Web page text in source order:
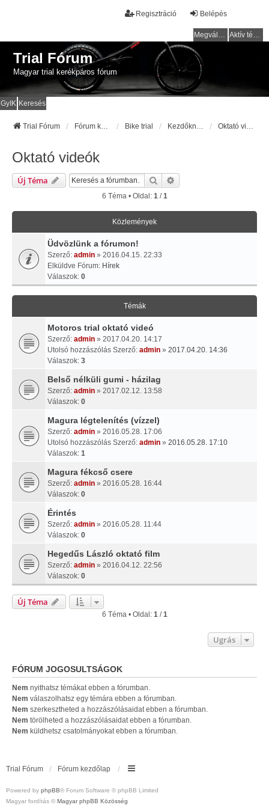
Belépés
Regisztráció
Megválaszolatlan témák Aktív témák
Trial Fórum
Magyar trial kerékpáros fórum
GyIK Keresés
Trial Fórum Bike trial
Oktató videók
Új Téma Keresés
6 Téma • Oldal: 1 /1
Közlemények
Üdvözlünk a fórumon!
Szerző: admin » 2016.04.15. 22:33
Elküldve Fórum: Hírek
Válaszok: 0
Témák
Motoros trial oktató videó
Szerző: admin » 2017.04.20. 14:17
Utolsó hozzászólás Szerző: admin » 2017.04.20. 14:36
Válaszok: 3
Belső nélküli gumi - házilag
Szerző: admin » 2017.02.12. 13:58
Válaszok: 0
Magura légtelenítés (vízzel)
Szerző: admin » 2016.05.28. 17:06
Utolsó hozzászólás Szerző: admin » 2016.05.28. 17:10
Válaszok: 1
Magura fékcső csere
Szerző: admin » 2016.05.28. 16:44
Válaszok: 0
Érintés
Szerző: admin » 2016.05.28. 11:44
Válaszok: 0
Hegedűs László oktató film
Szerző: admin » 2016.04.12. 22:56
Válaszok: 0
Új Téma
6 Téma • Oldal: 1 /1
Ugrás
FÓRUM JOGOSULTSÁGOK
Nem nyithatsz témákat ebben a fórumban.
Nem válaszolhatsz egy témára ebben a fórumban.
Nem szerkesztheted a hozzászólásaidat ebben a fórumban.
Nem törölheted a hozzászólásaidat ebben a fórumban.
Nem küldhetsz csatolmányokat ebben a fórumban.
Trial Fórum Fórum kezdőlap
Powered by phpBB® Forum Software © phpBB Limited
Magyar fordítás © Magyar phpBB Közösség